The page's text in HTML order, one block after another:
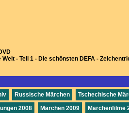
- Teil 1 - Die schönsten DEFA -
Russische Märchen
Tschechische
2008
Märchen 2009
Märchenfilme